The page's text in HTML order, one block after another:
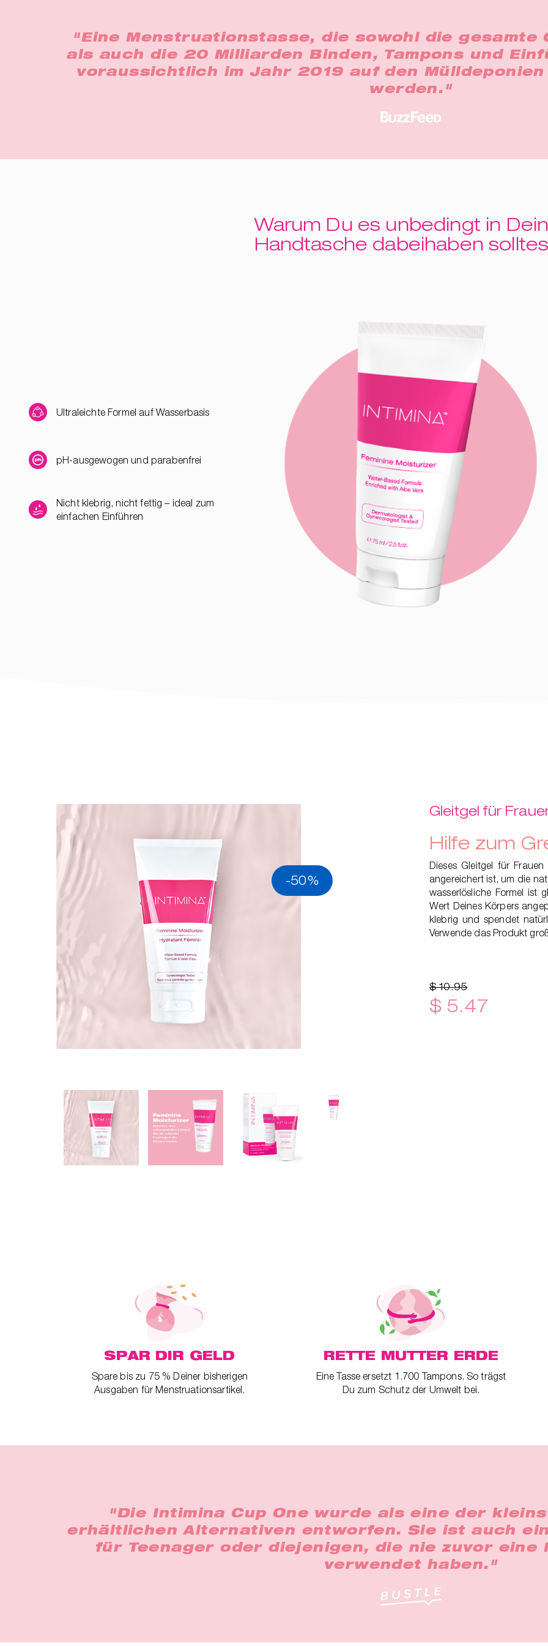
"Eine Menstruationstasse, die sowohl die gesamte
als auch die 20 Milliarden Binden, Tampons und
voraussichtlich im Jahr 2019 auf den
werden."
Warum Du es unbedingt in
Handtasche dabeihaben
Ultraleichte Formel auf Wasserbasis
pH-ausgewogen und parabenfrei
Nicht klebrig, nicht fettig – ideal zum
einfachen Einführen
-50%
Gleitgel für
Hilfe zum
Dieses Gleitgel für
angereichert ist, um die
wasserlösliche Formel ist
Wert Deines Körpers
klebrig und spendet
Verwende das Produkt
$ 10.95
$ 5.47
SPAR DIR GELD
Spare bis zu 75 % Deiner bisherigen
Ausgaben für Menstruationsartikel.
RETTE MUTTER ERDE
Eine Tasse ersetzt 1.700 Tampons. So trägst
Du zum Schutz der Umwelt bei.
"Die Intimina Cup One wurde als eine der
erhältlichen Alternativen entworfen. Sie ist auch
für Teenager oder diejenigen, die nie zuvor eine
verwendet haben."